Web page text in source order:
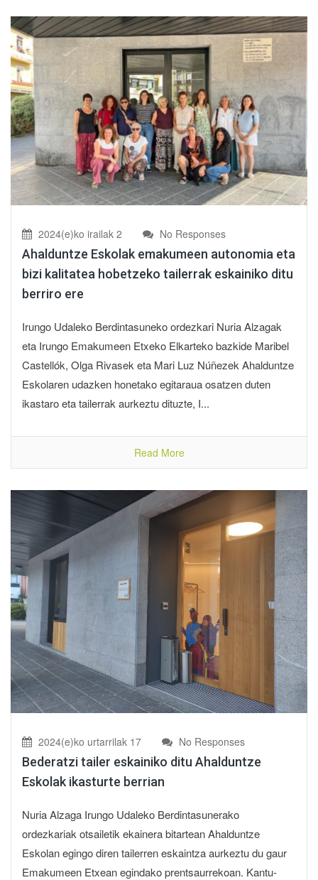
2024(e)ko irailak 2 No Responses
Ahalduntze Eskolak emakumeen autonomia eta
bizi kalitatea hobetzeko tailerrak eskainiko ditu
berriro ere
Irungo Udaleko Berdintasuneko ordezkari Nuria Alzagak
eta Irungo Emakumeen Etxeko Elkarteko bazkide Maribel
Castellók, Olga Rivasek eta Mari Luz Núñezek Ahalduntze
Eskolaren udazken honetako egitaraua osatzen duten
ikastaro eta tailerrak aurkeztu dituzte, I...
Read More
2024(e)ko urtarrilak 17 No Responses
Bederatzi tailer eskainiko ditu Ahalduntze
Eskolak ikasturte berrian
Nuria Alzaga Irungo Udaleko Berdintasunerako
ordezkariak otsailetik ekainera bitartean Ahalduntze
Eskolan egingo diren tailerren eskaintza aurkeztu du gaur
Emakumeen Etxean egindako prentsaurrekoan. Kantu-